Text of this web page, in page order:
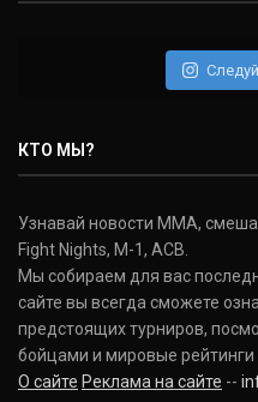
КТО МЫ?
Узнавай новости ММА,
Fight Nights, M-1, ACB.
Мы собираем для вас
сайте вы всегда сможете
предстоящих турниров,
бойцами и мировые рейтинги
О сайте Реклама на сайте --